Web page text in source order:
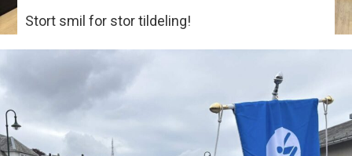
Stort smil for stor tildeling!